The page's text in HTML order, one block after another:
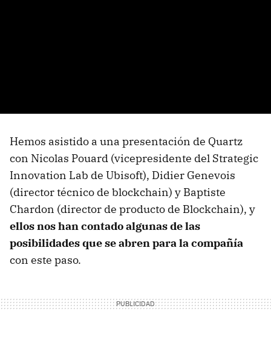
Hemos asistido a una presentación de Quartz
con Nicolas Pouard (vicepresidente del Strategic
Innovation Lab de Ubisoft), Didier Genevois
(director técnico de blockchain) y Baptiste
Chardon (director de producto de Blockchain), y
ellos nos han contado algunas de las
posibilidades que se abren para la compañía
con este paso.